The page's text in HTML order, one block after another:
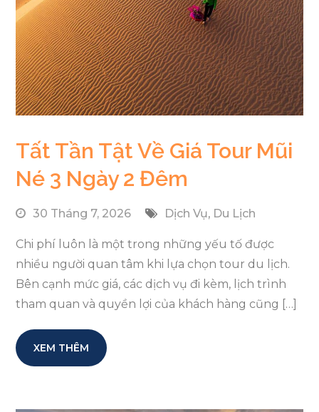
Tất Tần Tật Về Giá Tour Mũi
Né 3 Ngày 2 Đêm
30 Tháng 7, 2026 Dịch Vụ, Du Lịch
Chi phí luôn là một trong những yếu tố được
nhiều người quan tâm khi lựa chọn tour du lịch.
Bên cạnh mức giá, các dịch vụ đi kèm, lịch trình
tham quan và quyền lợi của khách hàng cũng […]
XEM THÊM